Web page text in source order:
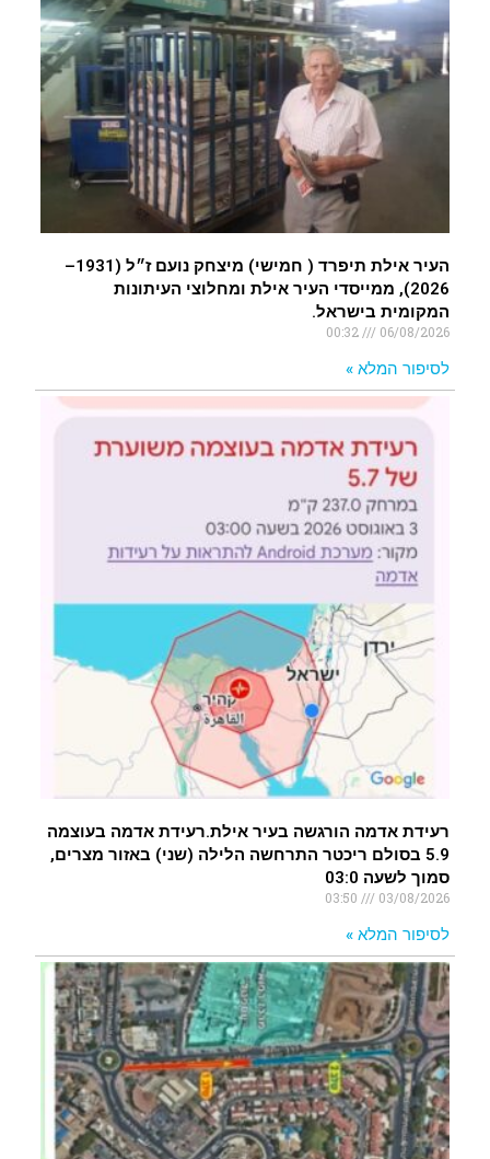
העיר אילת תיפרד ( חמישי) מיצחק נועם ז״ל (1931–
2026), ממייסדי העיר אילת ומחלוצי העיתונות
המקומית בישראל.
06/08/2026
00:32
לסיפור המלא »
רעידת אדמה הורגשה בעיר אילת.רעידת אדמה בעוצמה
5.9 בסולם ריכטר התרחשה הלילה (שני) באזור מצרים,
סמוך לשעה 03:0
03/08/2026
לסיפור המלא »